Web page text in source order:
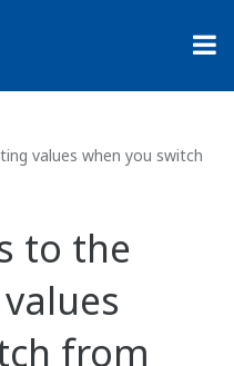
values when you switch
to the
from